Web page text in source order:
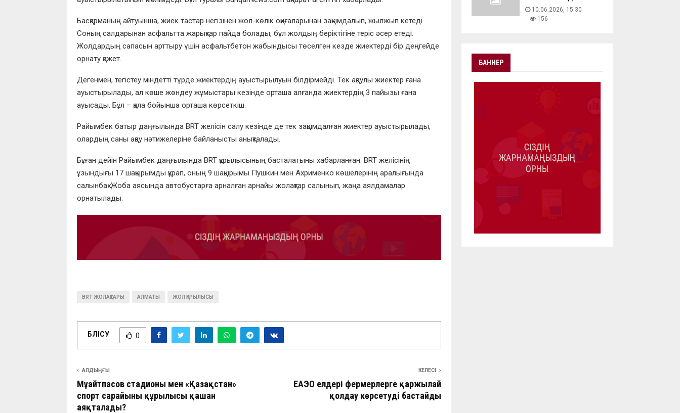
Басқарманың айтуынша, жиек тастар негізінен жол-көлік оқиғаларынан зақымдалып, жылжып кетеді.
Соның салдарынан асфальтта жарықтар пайда болады, бұл жолдың беріктігіне теріс әсер етеді.
Жолдардың сапасын арттыру үшін асфальтбетон жабындысы төселген кезде жиектерді бір деңгейде
орнату қажет.
Дегенмен, тегістеу міндетті түрде жиектердің ауыстырылуын білдірмейді. Тек ақаулы жиектер ғана
ауыстырылады, ал көше жөндеу жұмыстары кезінде орташа алғанда жиектердің 3 пайызы ғана
ауысады. Бұл – қала бойынша орташа көрсеткіш.
Райымбек батыр даңғылында BRT желісін салу кезінде де тек зақымдалған жиектер ауыстырылады,
олардың саны ақау нәтижелеріне байланысты анықталады.
Бұған дейін Райымбек даңғылында BRT құрылысының басталатыны хабарланған. BRT желісінің
ұзындығы 17 шақырымды құрап, оның 9 шақырымы Пушкин мен Ахрименко көшелерінің аралығында
салынбақ. Жоба аясында автобустарға арналған арнайы жолақтар салынып, жаңа аялдамалар
орнатылады.
BRT ЖОЛАҚТАРЫ АЛМАТЫ ЖОЛ ҚҰРЫЛЫСЫ
БӨЛІСУ 0
АЛДЫҢҒЫ
Мұңайтпасов стадионы мен «Қазақстан»
спорт сарайының құрылысы қашан
аяқталады?
КЕЛЕСІ
ЕАЭО елдері фермерлерге қаржылай
қолдау көрсетуді бастайды
10.06.2026, 15:30
156
БАННЕР